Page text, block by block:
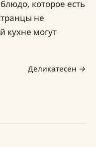
которое есть
не
кухне могут
Деликатесен